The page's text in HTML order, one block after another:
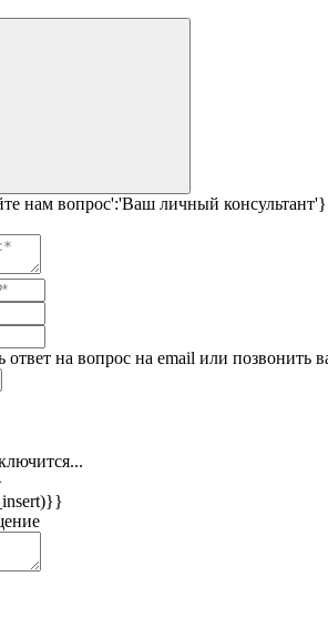
нам вопрос':'Ваш личный
на вопрос на email или позвонить